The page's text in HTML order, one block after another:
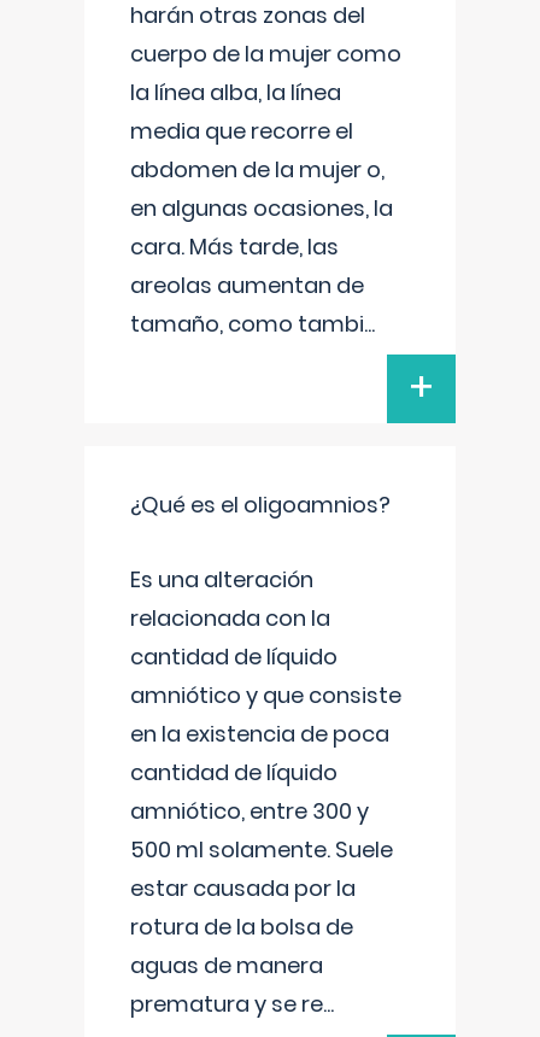
harán otras zonas del
cuerpo de la mujer como
la línea alba, la línea
media que recorre el
abdomen de la mujer o,
en algunas ocasiones, la
cara. Más tarde, las
areolas aumentan de
tamaño, como tambi...
+
¿Qué es el oligoamnios?
Es una alteración
relacionada con la
cantidad de líquido
amniótico y que consiste
en la existencia de poca
cantidad de líquido
amniótico, entre 300 y
500 ml solamente. Suele
estar causada por la
rotura de la bolsa de
aguas de manera
prematura y se re...